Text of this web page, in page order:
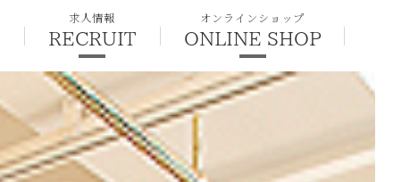
求人情報
RECRUIT
オンラインショップ
ONLINE SHOP